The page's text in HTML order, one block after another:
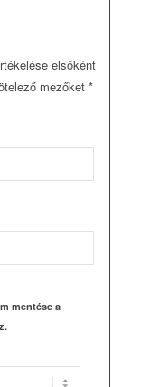
elsőként
mezőket *
mentése a